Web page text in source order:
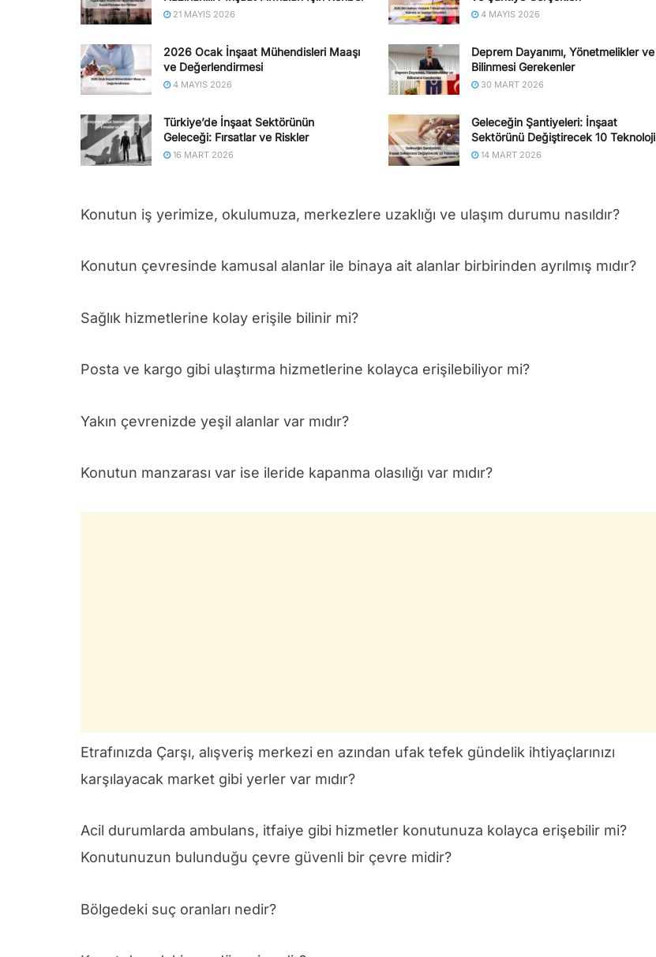
21 MAYIS 2026 4 MAYIS 2026
2026 Ocak İnşaat Mühendisleri Maaşı
ve Değerlendirmesi
4 MAYIS 2026
Deprem Dayanımı, Yönetmelikler ve
Bilinmesi Gerekenler
30 MART 2026
Türkiye’de İnşaat Sektörünün
Geleceği: Fırsatlar ve Riskler
16 MART 2026
Geleceğin Şantiyeleri: İnşaat
Sektörünü Değiştirecek 10 Teknoloji
14 MART 2026
Konutun iş yerimize, okulumuza, merkezlere uzaklığı ve ulaşım durumu nasıldır?
Konutun çevresinde kamusal alanlar ile binaya ait alanlar birbirinden ayrılmış mıdır?
Sağlık hizmetlerine kolay erişile bilinir mi?
Posta ve kargo gibi ulaştırma hizmetlerine kolayca erişilebiliyor mi?
Yakın çevrenizde yeşil alanlar var mıdır?
Konutun manzarası var ise ileride kapanma olasılığı var mıdır?
Etrafınızda Çarşı, alışveriş merkezi en azından ufak tefek gündelik ihtiyaçlarınızı
karşılayacak market gibi yerler var mıdır?
Acil durumlarda ambulans, itfaiye gibi hizmetler konutunuza kolayca erişebilir mi?
Konutunuzun bulunduğu çevre güvenli bir çevre midir?
Bölgedeki suç oranları nedir?